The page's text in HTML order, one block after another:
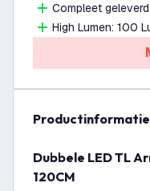
Compleet
High Lumen: 100
productinformatie
Dubbele LED TL Armatuur Opbouw IP22 -
120CM